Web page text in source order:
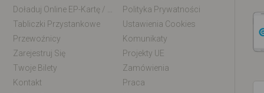
Polityka Prywatności
Tabliczki Przystankowe
Ustawienia Cookies
Przewoźnicy
Komunikaty
Zarejestruj Się
Projekty UE
Twoje Bilety
Zamówienia
Kontakt
Praca